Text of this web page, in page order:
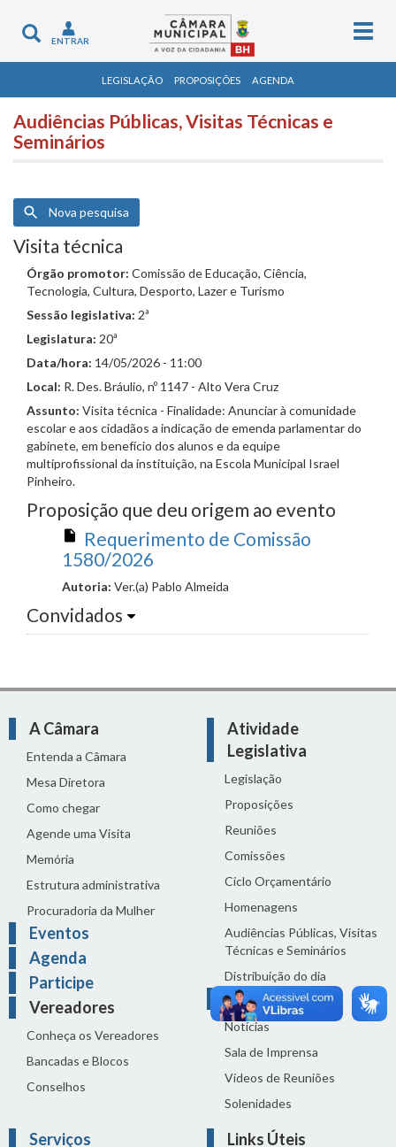
Toggle
navigation
ENTRAR
LEGISLAÇÃO PROPOSIÇÕES AGENDA
Audiências Públicas, Visitas Técnicas e
Seminários
Nova pesquisa
Visita técnica
Órgão promotor: Comissão de Educação, Ciência,
Tecnologia, Cultura, Desporto, Lazer e Turismo
Sessão legislativa: 2ª
Legislatura: 20ª
Data/hora: 14/05/2026 - 11:00
Local: R. Des. Bráulio, nº 1147 - Alto Vera Cruz
Assunto: Visita técnica - Finalidade: Anunciar à comunidade
escolar e aos cidadãos a indicação de emenda parlamentar do
gabinete, em benefício dos alunos e da equipe
multiprofissional da instituição, na Escola Municipal Israel
Pinheiro.
Proposição que deu origem ao evento
Requerimento de Comissão
1580/2026
Autoria: Ver.(a) Pablo Almeida
Convidados
A Câmara
Entenda a Câmara
Mesa Diretora
Como chegar
Agende uma Visita
Memória
Estrutura administrativa
Procuradoria da Mulher
Eventos
Agenda
Participe
Vereadores
Conheça os Vereadores
Bancadas e Blocos
Conselhos
Atividade
Legislativa
Legislação
Proposições
Reuniões
Comissões
Ciclo Orçamentário
Homenagens
Audiências Públicas, Visitas
Técnicas e Seminários
Distribuição do dia
Comunicação
Notícias
Sala de Imprensa
Vídeos de Reuniões
Solenidades
Serviços Links Úteis